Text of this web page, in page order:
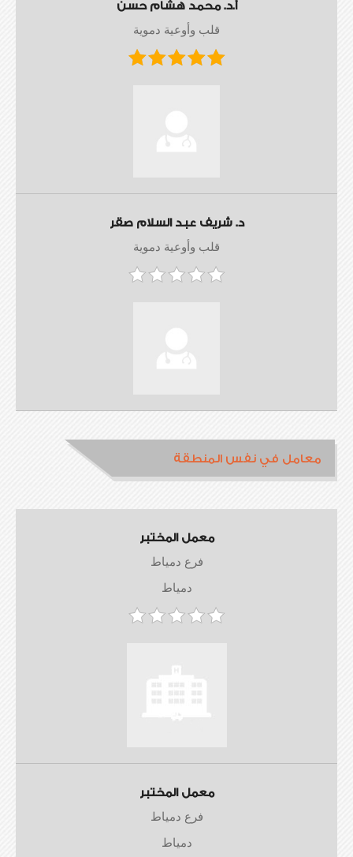
أ.د. محمد هشام حسن
قلب وأوعية دموية
د. شريف عبد السلام صقر
قلب وأوعية دموية
معامل في نفس المنطقة
معمل المختبر
فرع دمياط
دمياط
معمل المختبر
فرع دمياط
دمياط